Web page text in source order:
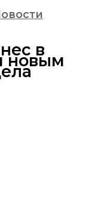
в
новым